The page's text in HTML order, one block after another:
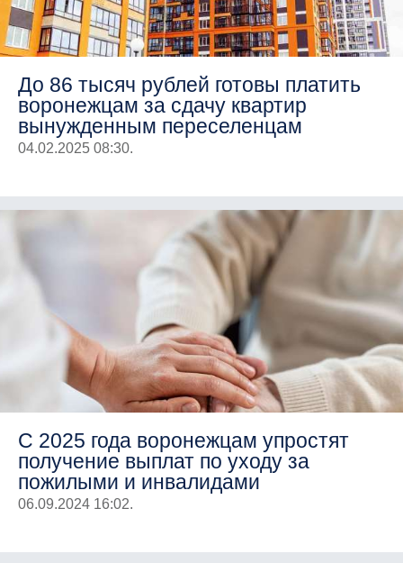
До 86 тысяч рублей готовы платить
воронежцам за сдачу квартир
вынужденным переселенцам
04.02.2025 08:30.
С 2025 года воронежцам упростят
получение выплат по уходу за
пожилыми и инвалидами
06.09.2024 16:02.